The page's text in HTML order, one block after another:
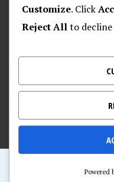
O POSEJDONU
Plivački klub “Posejdon”
Nalješkovićeva 17,
Kontakt za veterane –
Customize. Click
Reject Allto
Powered